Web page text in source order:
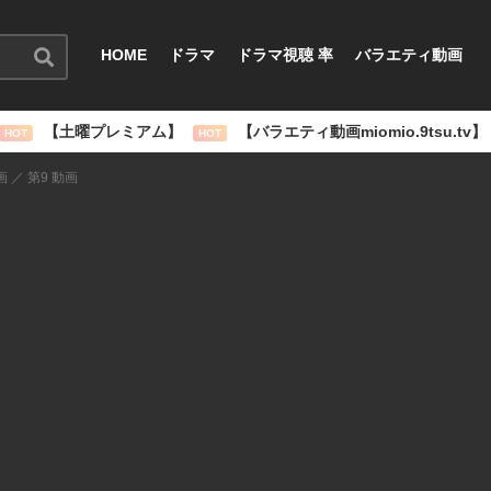
HOME ドラマ ドラマ視聴 率 バラエティ動画
HOT 【土曜プレミアム】 HOT 【バラエティ動画miomio.9tsu.tv】
／ 第9 動画